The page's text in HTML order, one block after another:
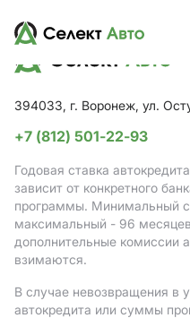
394033, г. Воронеж, ул.
+7 (812) 501-22-93
Годовая ставка
зависит от конкретного
программы. Минимальный
максимальный - 96
дополнительные комиссии
взимаются.
В случае невозвращения в
автокредита или суммы